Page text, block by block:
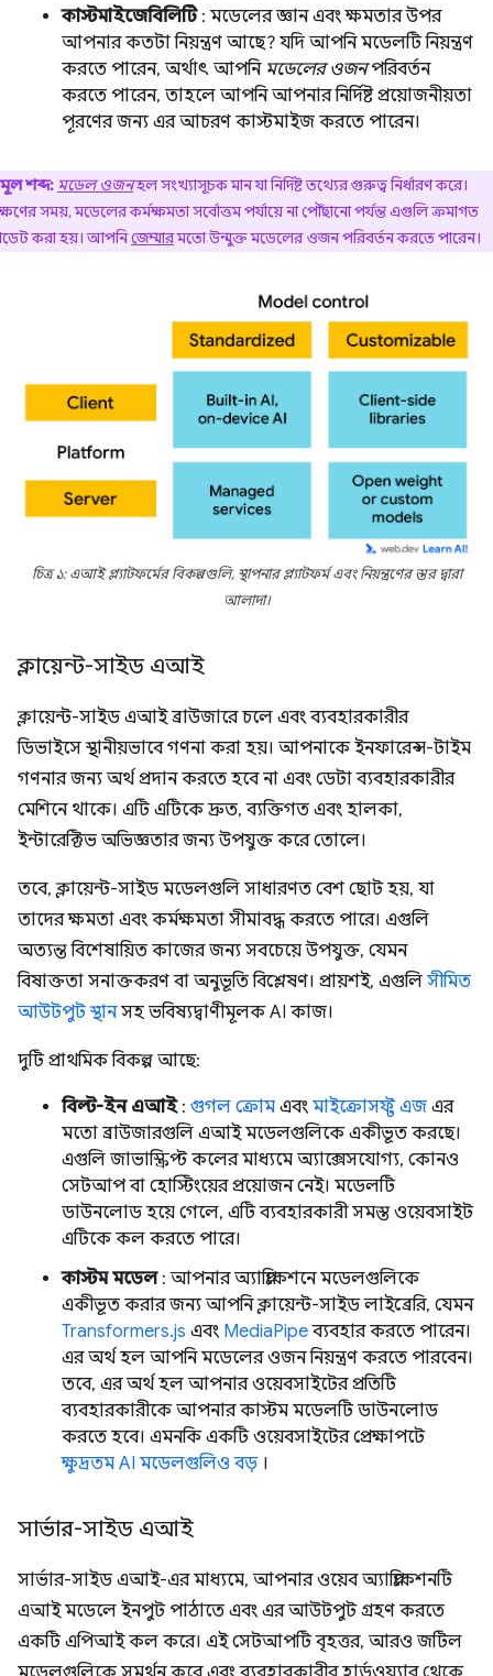
কাস্টমাইজেবিলিটি: মডেলের জ্ঞান এবং ক্ষমতার উপর
আপনার কতটা নিয়ন্ত্রণ আছে? যদি আপনি মডেলটি নিয়ন্ত্রণ
করতে পারেন, অর্থাৎ আপনি মডেলের ওজনপরিবর্তন
করতে পারেন, তাহলে আপনি আপনার নির্দিষ্ট প্রয়োজনীয়তা
পূরণের জন্য এর আচরণ কাস্টমাইজ করতে পারেন।
মূল শব্দ: মডেল ওজনহল সংখ্যাসূচক মান যা নির্দিষ্ট তথ্যের গুরুত্ব নির্ধারণ করে।
সময়, মডেলের কর্মক্ষমতা সর্বোত্তম পর্যায়ে না পৌঁছানো পর্যন্ত এগুলি ক্রমাগত
করা হয়। আপনিজেম্মারমতো উন্মুক্ত মডেলের ওজন পরিবর্তন করতে পারেন।
চিত্র ১: এআই প্ল্যাটফর্মের বিকল্পগুলি, স্থাপনার প্ল্যাটফর্ম এবং নিয়ন্ত্রণের স্তর দ্বারা
আলাদা।
ক্লায়েন্ট-সাইড এআই
ক্লায়েন্ট-সাইড এআই ব্রাউজারে চলে এবং ব্যবহারকারীর
ডিভাইসে স্থানীয়ভাবে গণনা করা হয়। আপনাকে ইনফারেন্স-টাইম
গণনার জন্য অর্থ প্রদান করতে হবে না এবং ডেটা ব্যবহারকারীর
মেশিনে থাকে। এটি এটিকে দ্রুত, ব্যক্তিগত এবং হালকা,
ইন্টারেক্টিভ অভিজ্ঞতার জন্য উপযুক্ত করে তোলে।
তবে, ক্লায়েন্ট-সাইড মডেলগুলি সাধারণত বেশ ছোট হয়, যা
তাদের ক্ষমতা এবং কর্মক্ষমতা সীমাবদ্ধ করতে পারে। এগুলি
অত্যন্ত বিশেষায়িত কাজের জন্য সবচেয়ে উপযুক্ত, যেমন
বিষাক্ততা সনাক্তকরণ বা অনুভূতি বিশ্লেষণ। প্রায়শই, এগুলি সীমিত
আউটপুট স্থানসহ ভবিষ্যদ্বাণীমূলক AI কাজ।
দুটি প্রাথমিক বিকল্প আছে:
বিল্ট-ইন এআই: গুগল ক্রোম এবং মাইক্রোসফ্ট এজ এর
মতো ব্রাউজারগুলি এআই মডেলগুলিকে একীভূত করছে।
এগুলি জাভাস্ক্রিপ্ট কলের মাধ্যমে অ্যাক্সেসযোগ্য, কোনও
সেটআপ বা হোস্টিংয়ের প্রয়োজন নেই। মডেলটি
ডাউনলোড হয়ে গেলে, এটি ব্যবহারকারী সমস্ত ওয়েবসাইট
এটিকে কল করতে পারে।
কাস্টম মডেল: আপনার অ্যাপ্লিকেশনে মডেলগুলিকে
একীভূত করার জন্য আপনি ক্লায়েন্ট-সাইড লাইব্রেরি, যেমন
Transformers.js এবং MediaPipeব্যবহার করতে পারেন।
এর অর্থ হল আপনি মডেলের ওজন নিয়ন্ত্রণ করতে পারবেন।
তবে, এর অর্থ হল আপনার ওয়েবসাইটের প্রতিটি
ব্যবহারকারীকে আপনার কাস্টম মডেলটি ডাউনলোড
করতে হবে। এমনকি একটি ওয়েবসাইটের প্রেক্ষাপটে
ক্ষুদ্রতম AI মডেলগুলিও বড়।
সার্ভার-সাইড এআই
সার্ভার-সাইড এআই-এর মাধ্যমে, আপনার ওয়েব অ্যাপ্লিকেশনটি
এআই মডেলে ইনপুট পাঠাতে এবং এর আউটপুট গ্রহণ করতে
একটি এপিআই কল করে। এই সেটআপটি বৃহত্তর, আরও জটিল